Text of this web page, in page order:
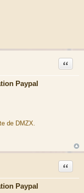
Paypal
Citation
de DMZX.
Paypal
Citation